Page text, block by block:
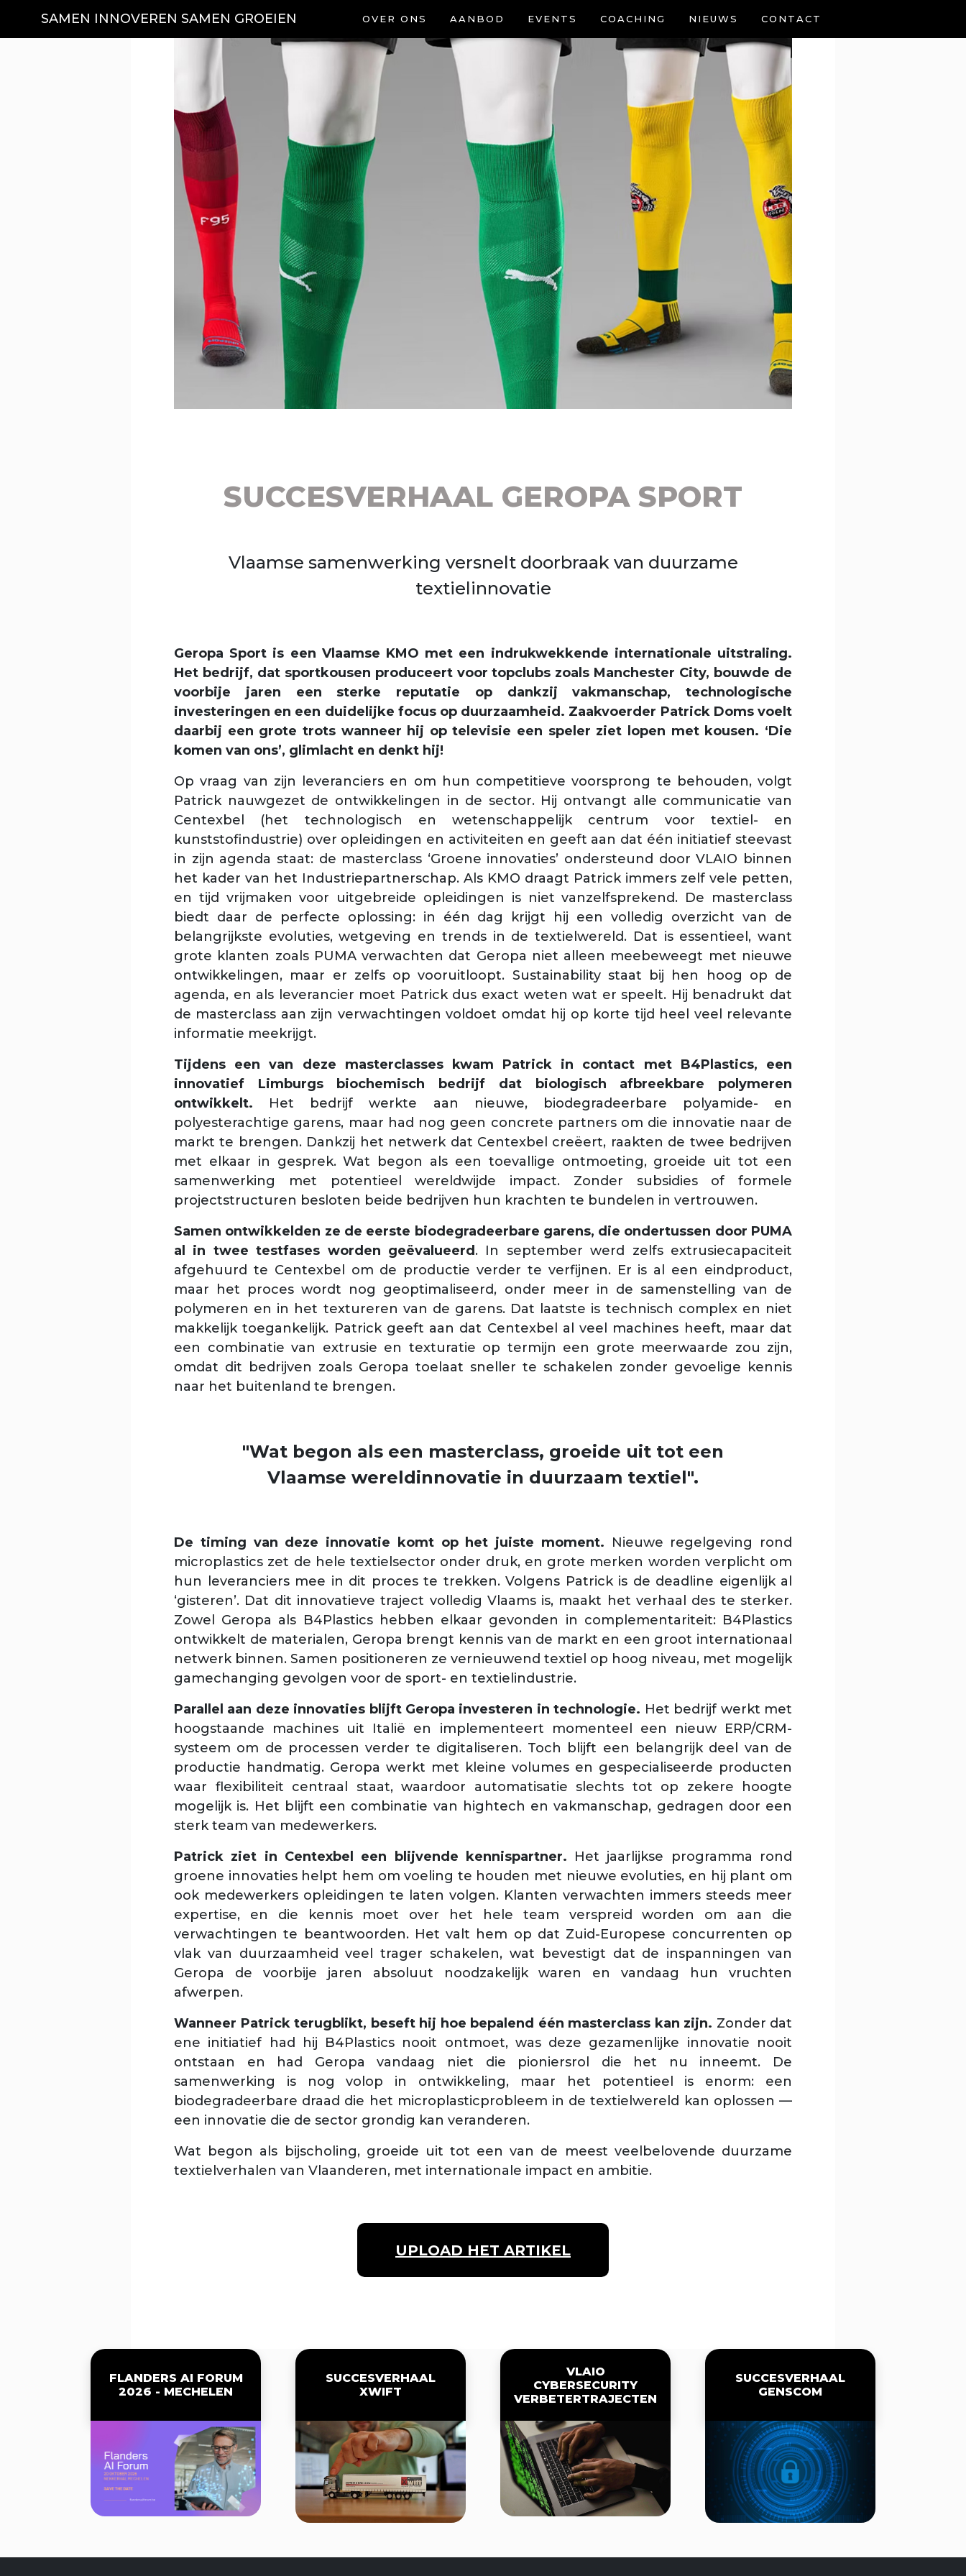
SAMEN INNOVEREN SAMEN GROEIEN OVER ONS AANBOD EVENTS COACHING NIEUWS CONTACT
SUCCESVERHAAL GEROPA SPORT
Vlaamse samenwerking versnelt doorbraak van duurzame
textielinnovatie
Geropa Sport is een Vlaamse KMO met een indrukwekkende internationale uitstraling.
Het bedrijf, dat sportkousen produceert voor topclubs zoals Manchester City, bouwde de
voorbije jaren een sterke reputatie op dankzij vakmanschap, technologische
investeringen en een duidelijke focus op duurzaamheid. Zaakvoerder Patrick Doms voelt
daarbij een grote trots wanneer hij op televisie een speler ziet lopen met kousen. ‘Die
komen van ons’, glimlacht en denkt hij!
Op vraag van zijn leveranciers en om hun competitieve voorsprong te behouden, volgt
Patrick nauwgezet de ontwikkelingen in de sector. Hij ontvangt alle communicatie van
Centexbel (het technologisch en wetenschappelijk centrum voor textiel- en
kunststofindustrie) over opleidingen en activiteiten en geeft aan dat één initiatief steevast
in zijn agenda staat: de masterclass ‘Groene innovaties’ ondersteund door VLAIO binnen
het kader van het Industriepartnerschap. Als KMO draagt Patrick immers zelf vele petten,
en tijd vrijmaken voor uitgebreide opleidingen is niet vanzelfsprekend. De masterclass
biedt daar de perfecte oplossing: in één dag krijgt hij een volledig overzicht van de
belangrijkste evoluties, wetgeving en trends in de textielwereld. Dat is essentieel, want
grote klanten zoals PUMA verwachten dat Geropa niet alleen meebeweegt met nieuwe
ontwikkelingen, maar er zelfs op vooruitloopt. Sustainability staat bij hen hoog op de
agenda, en als leverancier moet Patrick dus exact weten wat er speelt. Hij benadrukt dat
de masterclass aan zijn verwachtingen voldoet omdat hij op korte tijd heel veel relevante
informatie meekrijgt.
Tijdens een van deze masterclasses kwam Patrick in contact met B4Plastics, een
innovatief Limburgs biochemisch bedrijf dat biologisch afbreekbare polymeren
ontwikkelt. Het bedrijf werkte aan nieuwe, biodegradeerbare polyamide- en
polyesterachtige garens, maar had nog geen concrete partners om die innovatie naar de
markt te brengen. Dankzij het netwerk dat Centexbel creëert, raakten de twee bedrijven
met elkaar in gesprek. Wat begon als een toevallige ontmoeting, groeide uit tot een
samenwerking met potentieel wereldwijde impact. Zonder subsidies of formele
projectstructuren besloten beide bedrijven hun krachten te bundelen in vertrouwen.
Samen ontwikkelden ze de eerste biodegradeerbare garens, die ondertussen door PUMA
al in twee testfases worden geëvalueerd . In september werd zelfs extrusiecapaciteit
afgehuurd te Centexbel om de productie verder te verfijnen. Er is al een eindproduct,
maar het proces wordt nog geoptimaliseerd, onder meer in de samenstelling van de
polymeren en in het textureren van de garens. Dat laatste is technisch complex en niet
makkelijk toegankelijk. Patrick geeft aan dat Centexbel al veel machines heeft, maar dat
een combinatie van extrusie en texturatie op termijn een grote meerwaarde zou zijn,
omdat dit bedrijven zoals Geropa toelaat sneller te schakelen zonder gevoelige kennis
naar het buitenland te brengen.
"Wat begon als een masterclass, groeide uit tot een
Vlaamse wereldinnovatie in duurzaam textiel".
De timing van deze innovatie komt op het juiste moment. Nieuwe regelgeving rond
microplastics zet de hele textielsector onder druk, en grote merken worden verplicht om
hun leveranciers mee in dit proces te trekken. Volgens Patrick is de deadline eigenlijk al
‘gisteren’. Dat dit innovatieve traject volledig Vlaams is, maakt het verhaal des te sterker.
Zowel Geropa als B4Plastics hebben elkaar gevonden in complementariteit: B4Plastics
ontwikkelt de materialen, Geropa brengt kennis van de markt en een groot internationaal
netwerk binnen. Samen positioneren ze vernieuwend textiel op hoog niveau, met mogelijk
gamechanging gevolgen voor de sport- en textielindustrie.
Parallel aan deze innovaties blijft Geropa investeren in technologie. Het bedrijf werkt met
hoogstaande machines uit Italië en implementeert momenteel een nieuw ERP/CRM-
systeem om de processen verder te digitaliseren. Toch blijft een belangrijk deel van de
productie handmatig. Geropa werkt met kleine volumes en gespecialiseerde producten
waar flexibiliteit centraal staat, waardoor automatisatie slechts tot op zekere hoogte
mogelijk is. Het blijft een combinatie van hightech en vakmanschap, gedragen door een
sterk team van medewerkers.
Patrick ziet in Centexbel een blijvende kennispartner. Het jaarlijkse programma rond
groene innovaties helpt hem om voeling te houden met nieuwe evoluties, en hij plant om
ook medewerkers opleidingen te laten volgen. Klanten verwachten immers steeds meer
expertise, en die kennis moet over het hele team verspreid worden om aan die
verwachtingen te beantwoorden. Het valt hem op dat Zuid-Europese concurrenten op
vlak van duurzaamheid veel trager schakelen, wat bevestigt dat de inspanningen van
Geropa de voorbije jaren absoluut noodzakelijk waren en vandaag hun vruchten
afwerpen.
Wanneer Patrick terugblikt, beseft hij hoe bepalend één masterclass kan zijn. Zonder dat
ene initiatief had hij B4Plastics nooit ontmoet, was deze gezamenlijke innovatie nooit
ontstaan en had Geropa vandaag niet die pioniersrol die het nu inneemt. De
samenwerking is nog volop in ontwikkeling, maar het potentieel is enorm: een
biodegradeerbare draad die het microplasticprobleem in de textielwereld kan oplossen —
een innovatie die de sector grondig kan veranderen.
Wat begon als bijscholing, groeide uit tot een van de meest veelbelovende duurzame
textielverhalen van Vlaanderen, met internationale impact en ambitie.
UPLOAD HET ARTIKEL
FLANDERS AI FORUM
2026 - MECHELEN
SUCCESVERHAAL
XWIFT
VLAIO
CYBERSECURITY
VERBETERTRAJECTEN
SUCCESVERHAAL
GENSCOM